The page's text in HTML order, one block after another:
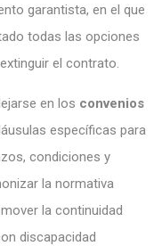
garantista, en el que
todas las opciones
el contrato.
en los convenios
específicas para
condiciones y
la normativa
la continuidad
discapacidad